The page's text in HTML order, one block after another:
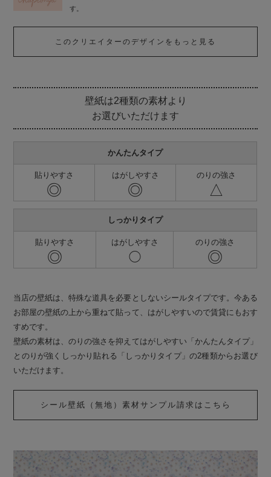
す。
このクリエイターのデザインをもっと見る
壁紙は2種類の素材より
お選びいただけます
かんたんタイプ
貼りやすさ
◎
はがしやすさ
◎
のりの強さ
△
しっかりタイプ
貼りやすさ
◎
はがしやすさ
◯
のりの強さ
◎
当店の壁紙は、特殊な道具を必要としないシールタイプです。今ある
お部屋の壁紙の上から重ねて貼って、はがしやすいので賃貸にもおす
すめです。
壁紙の素材は、のりの強さを抑えてはがしやすい「かんたんタイプ」
とのりが強くしっかり貼れる「しっかりタイプ」の2種類からお選び
いただけます。
シール壁紙（無地）素材サンプル請求はこちら